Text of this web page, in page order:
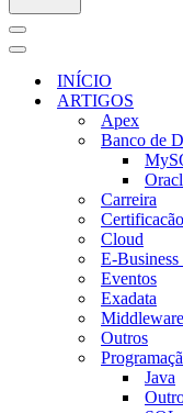
Menu
de
navegação
Menu
navegaçãoINÍCIO
ARTIGOS
Apex
Banco de
Carreira
Certificacão
Cloud
E-Business
Eventos
Exadata
Middleware
Outros
Java